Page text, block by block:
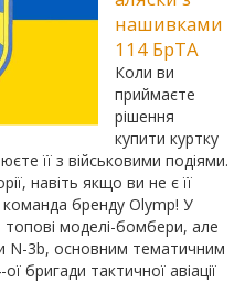
нашивками
114 БрТА
Коли ви
приймаєте
рішення
купити куртку
її з військовими подіями.
навіть якщо ви не є її
бренду Olymp! У
топові моделі-бомбери, але
N-3b, основним тематичним
бригади тактичної авіації